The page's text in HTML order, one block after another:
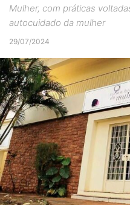
Mulher, com práticas
autocuidado da mulher
29/07/2024